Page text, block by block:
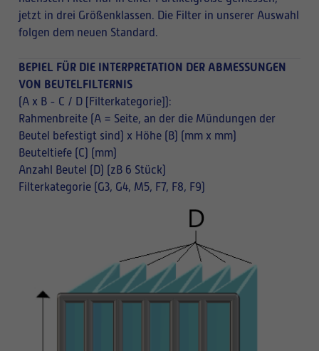
jetzt in drei Größenklassen. Die Filter in unserer Auswahl
folgen dem neuen Standard.
BEPIEL FÜR DIE INTERPRETATION DER ABMESSUNGEN
VON BEUTELFILTERNIS
(A x B - C / D [Filterkategorie]):
Rahmenbreite (A = Seite, an der die Mündungen der
Beutel befestigt sind) x Höhe (B) (mm x mm)
Beuteltiefe (C) (mm)
Anzahl Beutel (D) (zB 6 Stück)
Filterkategorie (G3, G4, M5, F7, F8, F9)